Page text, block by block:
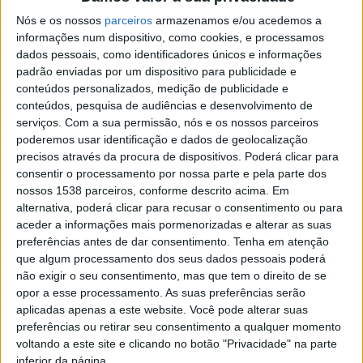
Nós e os nossos parceiros armazenamos e/ou acedemos a
informações num dispositivo, como cookies, e processamos
dados pessoais, como identificadores únicos e informações
padrão enviadas por um dispositivo para publicidade e
conteúdos personalizados, medição de publicidade e
conteúdos, pesquisa de audiências e desenvolvimento de
serviços. Com a sua permissão, nós e os nossos parceiros
poderemos usar identificação e dados de geolocalização
precisos através da procura de dispositivos. Poderá clicar para
consentir o processamento por nossa parte e pela parte dos
nossos 1538 parceiros, conforme descrito acima. Em
alternativa, poderá clicar para recusar o consentimento ou para
aceder a informações mais pormenorizadas e alterar as suas
preferências antes de dar consentimento. Tenha em atenção
que algum processamento dos seus dados pessoais poderá
não exigir o seu consentimento, mas que tem o direito de se
opor a esse processamento. As suas preferências serão
aplicadas apenas a este website. Você pode alterar suas
preferências ou retirar seu consentimento a qualquer momento
voltando a este site e clicando no botão "Privacidade" na parte
concelho, ao mesmo tempo que atrai um público
diversificado e potencia o desenvolvimento económico
local”. Segundo o vereador, este é um caminho que
“além de preservar o património industrial, valoriza
também o presente e o futuro da economia do
concelho”.
A participação de empresas de diversos setores tem
sido já uma realidade, integrando a oferta de Turismo
Industrial e mostrando o envolvimento do tecido
empresarial local na promoção desta estratégia.
Além disso, o enoturismo emerge como um produto
estratégico, com quintas produtoras de vinhos da